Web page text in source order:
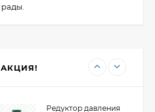
рады.
АКЦИЯ!
Редуктор давления